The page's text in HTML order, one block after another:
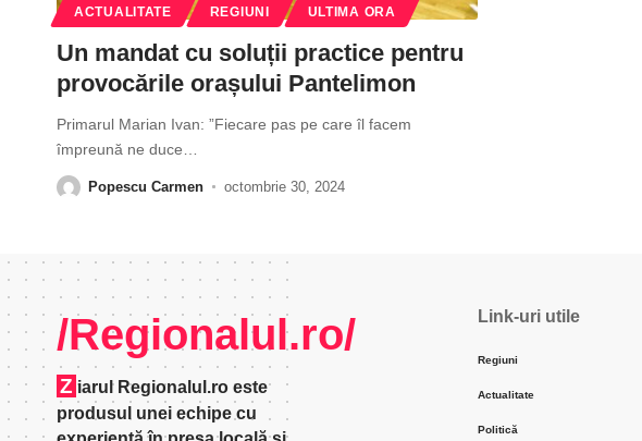
ACTUALITATE REGIUNI ULTIMA ORA
Un mandat cu soluții practice pentru
provocările orașului Pantelimon
Primarul Marian Ivan: ”Fiecare pas pe care îl facem
împreună ne duce
Popescu Carmen octombrie 30, 2024
/Regionalul.ro/
Z iarul Regionalul.ro este
produsul unei echipe cu
Link-uri utile
Regiuni
Actualitate
Politică